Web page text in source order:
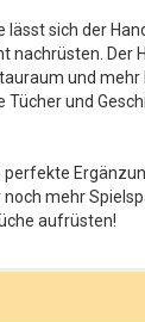
lässt sich der
nachrüsten. Der
und mehr
Tücher und
perfekte
noch mehr
aufrüsten!